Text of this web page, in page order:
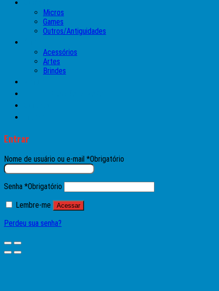
Micros
Games
Outros/Antiguidades
Acessórios
Artes
Brindes
Entrar
Nome de usuário ou e-mail *Obrigatório
Senha *Obrigatório
Lembre-me
Acessar
Perdeu sua senha?